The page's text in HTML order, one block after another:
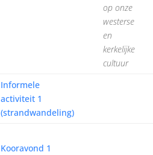
op onze
westerse
en
kerkelijke
cultuur
Informele
activiteit 1
(strandwandeling)
Kooravond 1